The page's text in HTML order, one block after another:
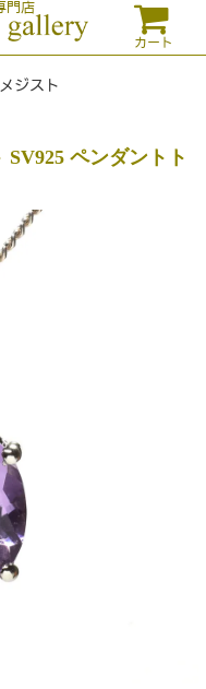
門店
カート
ジスト
ペンダントト